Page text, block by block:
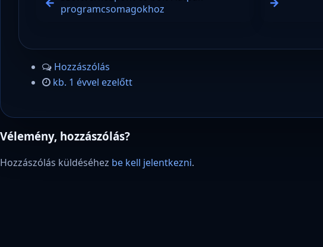
programcsomagokhoz
Hozzászólás
kb. 1 évvel ezelőtt
Vélemény, hozzászólás?
Hozzászólás küldéséhez be kell jelentkezni.